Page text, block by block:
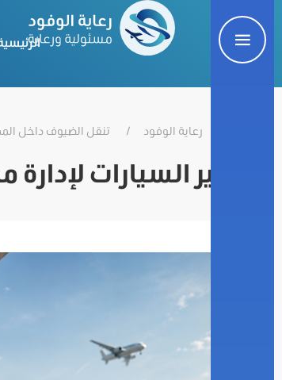
رعاية الوفود تنقل الضيوف داخل
تأجير السيارات